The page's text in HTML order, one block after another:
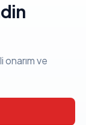
onarım ve